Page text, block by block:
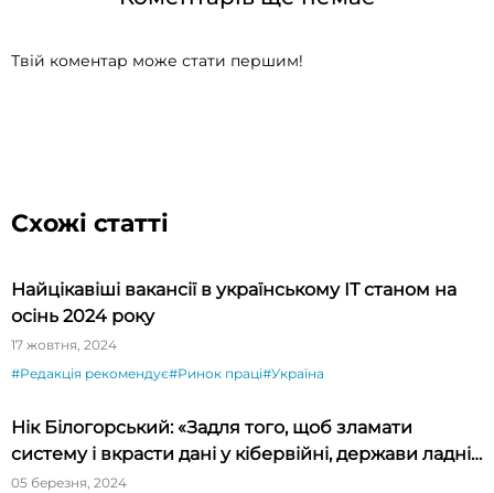
Твій коментар може стати першим!
Схожі статті
Найцікавіші вакансії в українському ІТ станом на
осінь 2024 року
17 жовтня, 2024
#Редакція рекомендує#Ринок праці#Україна
Нік Білогорський: «Задля того, щоб зламати
систему і вкрасти дані у кібервійні, держави ладні
платити за zero-day exploit мільйони доларів»
05 березня, 2024